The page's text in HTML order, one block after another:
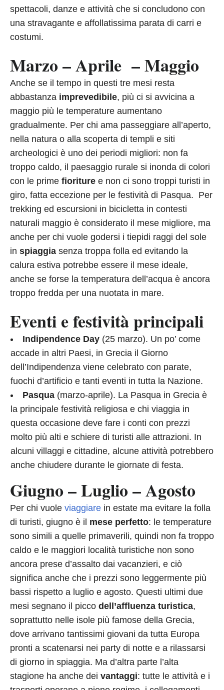
spettacoli, danze e attività che si concludono con
una stravagante e affollatissima parata di carri e
costumi.
Marzo – Aprile – Maggio
Anche se il tempo in questi tre mesi resta
abbastanza imprevedibile, più ci si avvicina a
maggio più le temperature aumentano
gradualmente. Per chi ama passeggiare all’aperto,
nella natura o alla scoperta di templi e siti
archeologici è uno dei periodi migliori: non fa
troppo caldo, il paesaggio rurale si inonda di colori
con le prime fioriture e non ci sono troppi turisti in
giro, fatta eccezione per le festività di Pasqua. Per
trekking ed escursioni in bicicletta in contesti
naturali maggio è considerato il mese migliore, ma
anche per chi vuole godersi i tiepidi raggi del sole
in spiaggia senza troppa folla ed evitando la
calura estiva potrebbe essere il mese ideale,
anche se forse la temperatura dell’acqua è ancora
troppo fredda per una nuotata in mare.
Eventi e festività principali
Indipendence Day (25 marzo). Un po’ come
accade in altri Paesi, in Grecia il Giorno
dell’Indipendenza viene celebrato con parate,
fuochi d’artificio e tanti eventi in tutta la Nazione.
Pasqua (marzo-aprile). La Pasqua in Grecia è
la principale festività religiosa e chi viaggia in
questa occasione deve fare i conti con prezzi
molto più alti e schiere di turisti alle attrazioni. In
alcuni villaggi e cittadine, alcune attività potrebbero
anche chiudere durante le giornate di festa.
Giugno – Luglio – Agosto
Per chi vuole viaggiare in estate ma evitare la folla
di turisti, giugno è il mese perfetto: le temperature
sono simili a quelle primaverili, quindi non fa troppo
caldo e le maggiori località turistiche non sono
ancora prese d’assalto dai vacanzieri, e ciò
significa anche che i prezzi sono leggermente più
bassi rispetto a luglio e agosto. Questi ultimi due
mesi segnano il picco dell’affluenza turistica,
soprattutto nelle isole più famose della Grecia,
dove arrivano tantissimi giovani da tutta Europa
pronti a scatenarsi nei party di notte e a rilassarsi
di giorno in spiaggia. Ma d’altra parte l’alta
stagione ha anche dei vantaggi: tutte le attività e i